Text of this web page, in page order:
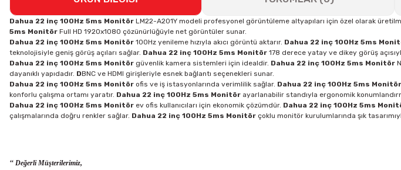
Dahua 22 inç 100Hz 5ms Monitör LM22-A201Y modeli profesyonel görüntüleme altyapıları için özel olarak
5ms Monitör Full HD 1920x1080 çözünürlüğüyle net görüntüler sunar.
Dahua 22 inç 100Hz 5ms Monitör 100Hz yenileme hızıyla akıcı görüntü aktarır. Dahua 22 inç 100Hz 5ms
teknolojisiyle geniş görüş açıları sağlar. Dahua 22 inç 100Hz 5ms Monitör 178 derece yatay ve dikey görüş
Dahua 22 inç 100Hz 5ms Monitör güvenlik kamera sistemleri için idealdir. Dahua 22 inç 100Hz 5ms Monitör
dayanıklı yapıdadır. DBNC ve HDMI girişleriyle esnek bağlantı seçenekleri sunar.
Dahua 22 inç 100Hz 5ms Monitör ofis ve iş istasyonlarında verimlilik sağlar. Dahua 22 inç 100Hz 5ms Monitör
konforlu çalışma ortamı yaratır. Dahua 22 inç 100Hz 5ms Monitör ayarlanabilir standıyla ergonomik
Dahua 22 inç 100Hz 5ms Monitör ev ofis kullanıcıları için ekonomik çözümdür. Dahua 22 inç 100Hz 5ms
çalışmalarında doğru renkler sağlar. Dahua 22 inç 100Hz 5ms Monitör çoklu monitör kurulumlarında şık
‘‘ Değerli Müşterilerimiz,